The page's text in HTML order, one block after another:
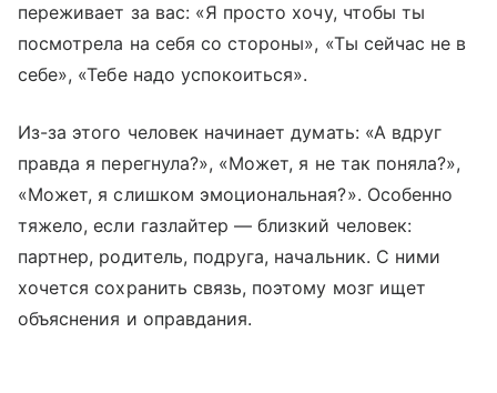
переживает за вас: «Я просто хочу, чтобы ты
посмотрела на себя со стороны», «Ты сейчас не в
себе», «Тебе надо успокоиться».
Из-за этого человек начинает думать: «А вдруг
правда я перегнула?», «Может, я не так поняла?»,
«Может, я слишком эмоциональная?». Особенно
тяжело, если газлайтер — близкий человек:
партнер, родитель, подруга, начальник. С ними
хочется сохранить связь, поэтому мозг ищет
объяснения и оправдания.